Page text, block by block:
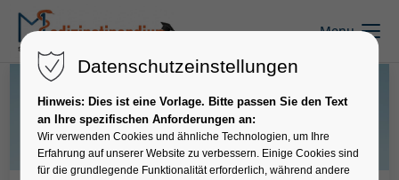
Menu
Datenschutzeinstellungen
Hinweis: Dies ist eine Vorlage. Bitte passen Sie den Text
an Ihre spezifischen Anforderungen an:
Wir verwenden Cookies und ähnliche Technologien, um Ihre
Erfahrung auf unserer Website zu verbessern. Einige Cookies sind
für die grundlegende Funktionalität erforderlich, während andere